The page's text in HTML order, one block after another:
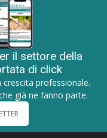
il settore della
di click
professionale.
già ne fanno parte.